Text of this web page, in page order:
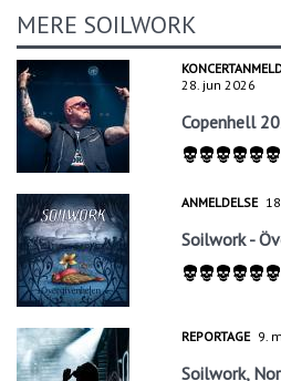
MERE SOILWORK
28. jun 2026
Copenhell
ANMELDELSE
Soilwork -
REPORTAGE 9.
Soilwork,